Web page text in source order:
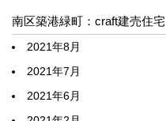
南区築港緑町：craft建売住宅
2021年8月
2021年7月
2021年6月